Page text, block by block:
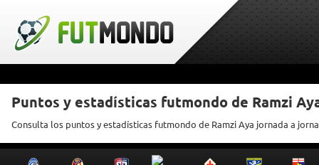
Puntos y estadísticas futmondo de Ramzi
Consulta los puntos y estadísticas futmondo de Ramzi Aya jornada a